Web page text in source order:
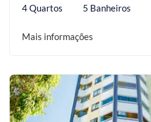
4 Quartos 5 Banheiros
Mais informações